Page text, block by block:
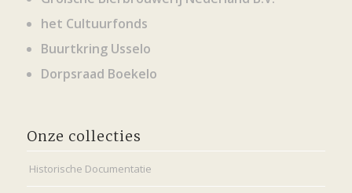
het Cultuurfonds
Buurtkring Usselo
Dorpsraad Boekelo
Onze collecties
Historische Documentatie